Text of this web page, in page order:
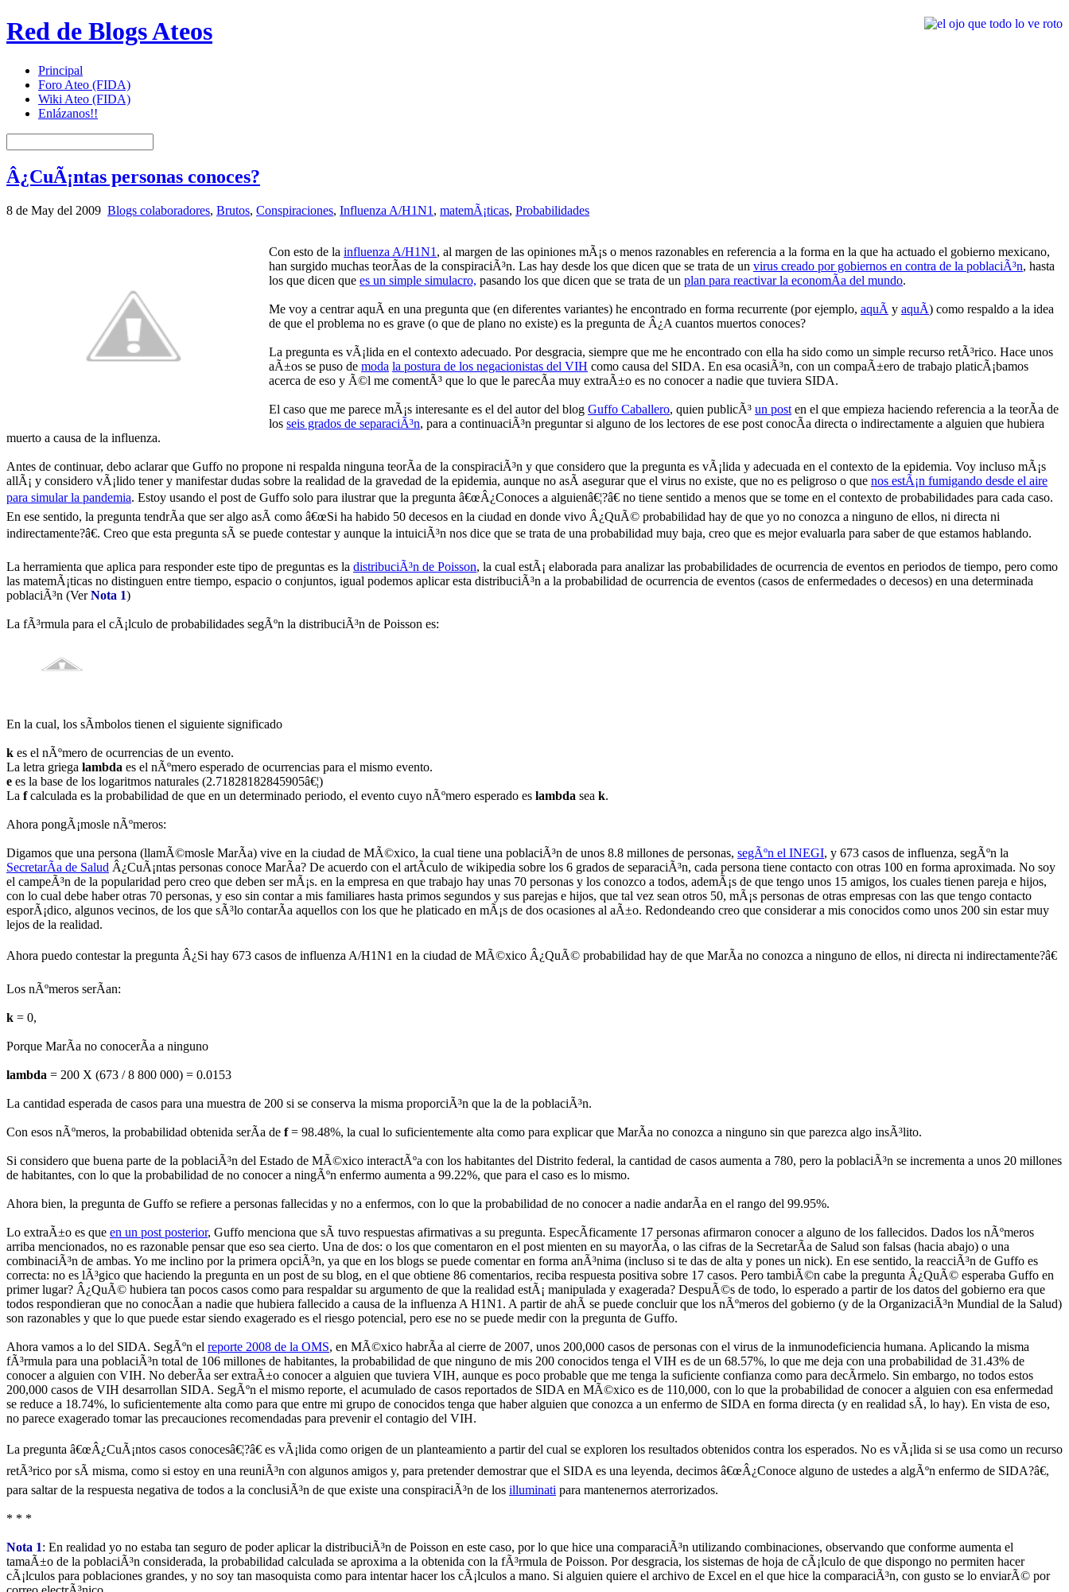
Red de Blogs Ateos
Principal
Foro Ateo (FIDA)
Wiki Ateo (FIDA)
Enlázanos!!
Â¿CuÃ¡ntas personas conoces?
8 de May del 2009 Blogs colaboradores, Brutos, Conspiraciones, Influenza A/H1N1 , matemÃ¡ticas, Probabilidades
Con esto de la influenza A/H1N1 , al margen de las opiniones mÃ¡s o menos razonables en referencia a la forma en la que ha actuado el gobierno mexicano,
han surgido muchas teorÃ­as de la conspiraciÃ³n. Las hay desde los que dicen que se trata de un virus creado por gobiernos en contra de la poblaciÃ³n, hasta
los que dicen que es un simple simulacro, pasando los que dicen que se trata de un plan para reactivar la economÃ­a del mundo.
Me voy a centrar aquÃ­ en una pregunta que (en diferentes variantes) he encontrado en forma recurrente (por ejemplo, aquÃ­ y aquÃ­) como respaldo a la idea
de que el problema no es grave (o que de plano no existe) es la pregunta de Â¿A cuantos muertos conoces?
La pregunta es vÃ¡lida en el contexto adecuado. Por desgracia, siempre que me he encontrado con ella ha sido como un simple recurso retÃ³rico. Hace unos
aÃ±os se puso de moda la postura de los negacionistas del VIH como causa del SIDA. En esa ocasiÃ³n, con un compaÃ±ero de trabajo platicÃ¡bamos
acerca de eso y Ã©l me comentÃ³ que lo que le parecÃ­a muy extraÃ±o es no conocer a nadie que tuviera SIDA.
El caso que me parece mÃ¡s interesante es el del autor del blog Guffo Caballero, quien publicÃ³ un post en el que empieza haciendo referencia a la teorÃ­a de
los seis grados de separaciÃ³n, para a continuaciÃ³n preguntar si alguno de los lectores de ese post conocÃ­a directa o indirectamente a alguien que hubiera
muerto a causa de la influenza.
Antes de continuar, debo aclarar que Guffo no propone ni respalda ninguna teorÃ­a de la conspiraciÃ³n y que considero que la pregunta es vÃ¡lida y adecuada en el contexto de la epidemia. Voy incluso mÃ¡s
allÃ¡ y considero vÃ¡lido tener y manifestar dudas sobre la realidad de la gravedad de la epidemia, aunque no asÃ­ asegurar que el virus no existe, que no es peligroso o que nos estÃ¡n fumigando desde el aire
para simular la pandemia. Estoy usando el post de Guffo solo para ilustrar que la pregunta â€œÂ¿Conoces a alguienâ€¦?â€ no tiene sentido a menos que se tome en el contexto de probabilidades para cada caso.
En ese sentido, la pregunta tendrÃ­a que ser algo asÃ­ como â€œSi ha habido 50 decesos en la ciudad en donde vivo Â¿QuÃ© probabilidad hay de que yo no conozca a ninguno de ellos, ni directa ni
indirectamente?â€. Creo que esta pregunta sÃ­ se puede contestar y aunque la intuiciÃ³n nos dice que se trata de una probabilidad muy baja, creo que es mejor evaluarla para saber de que estamos hablando.
La herramienta que aplica para responder este tipo de preguntas es la distribuciÃ³n de Poisson, la cual estÃ¡ elaborada para analizar las probabilidades de ocurrencia de eventos en periodos de tiempo, pero como
las matemÃ¡ticas no distinguen entre tiempo, espacio o conjuntos, igual podemos aplicar esta distribuciÃ³n a la probabilidad de ocurrencia de eventos (casos de enfermedades o decesos) en una determinada
poblaciÃ³n (VerNota 1)
La fÃ³rmula para el cÃ¡lculo de probabilidades segÃºn la distribuciÃ³n de Poisson es:
En la cual, los sÃ­mbolos tienen el siguiente significado
k es el nÃºmero de ocurrencias de un evento.
La letra griega lambda es el nÃºmero esperado de ocurrencias para el mismo evento.
e es la base de los logaritmos naturales (2.71828182845905â€¦)
La fcalculada es la probabilidad de que en un determinado periodo, el evento cuyo nÃºmero esperado es lambda sea k.
Ahora pongÃ¡mosle nÃºmeros:
Digamos que una persona (llamÃ©mosle MarÃ­a) vive en la ciudad de MÃ©xico, la cual tiene una poblaciÃ³n de unos 8.8 millones de personas, segÃºn el INEGI, y 673 casos de influenza, segÃºn la
SecretarÃ­a de Salud Â¿CuÃ¡ntas personas conoce MarÃ­a? De acuerdo con el artÃ­culo de wikipedia sobre los 6 grados de separaciÃ³n, cada persona tiene contacto con otras 100 en forma aproximada. No soy
el campeÃ³n de la popularidad pero creo que deben ser mÃ¡s. en la empresa en que trabajo hay unas 70 personas y los conozco a todos, ademÃ¡s de que tengo unos 15 amigos, los cuales tienen pareja e hijos,
con lo cual debe haber otras 70 personas, y eso sin contar a mis familiares hasta primos segundos y sus parejas e hijos, que tal vez sean otros 50, mÃ¡s personas de otras empresas con las que tengo contacto
esporÃ¡dico, algunos vecinos, de los que sÃ³lo contarÃ­a aquellos con los que he platicado en mÃ¡s de dos ocasiones al aÃ±o. Redondeando creo que considerar a mis conocidos como unos 200 sin estar muy
lejos de la realidad.
Ahora puedo contestar la pregunta Â¿Si hay 673 casos de influenza A/H1N1 en la ciudad de MÃ©xico Â¿QuÃ© probabilidad hay de que MarÃ­a no conozca a ninguno de ellos, ni directa ni indirectamente?â€
Los nÃºmeros serÃ­an:
k = 0,
Porque MarÃ­a no conocerÃ­a a ninguno
lambda = 200 X (673 / 8 800 000) = 0.0153
La cantidad esperada de casos para una muestra de 200 si se conserva la misma proporciÃ³n que la de la poblaciÃ³n.
Con esos nÃºmeros, la probabilidad obtenida serÃ­a de f= 98.48%, la cual lo suficientemente alta como para explicar que MarÃ­a no conozca a ninguno sin que parezca algo insÃ³lito.
Si considero que buena parte de la poblaciÃ³n del Estado de MÃ©xico interactÃºa con los habitantes del Distrito federal, la cantidad de casos aumenta a 780, pero la poblaciÃ³n se incrementa a unos 20 millones
de habitantes, con lo que la probabilidad de no conocer a ningÃºn enfermo aumenta a 99.22%, que para el caso es lo mismo.
Ahora bien, la pregunta de Guffo se refiere a personas fallecidas y no a enfermos, con lo que la probabilidad de no conocer a nadie andarÃ­a en el rango del 99.95%.
Lo extraÃ±o es que en un post posterior, Guffo menciona que sÃ­ tuvo respuestas afirmativas a su pregunta. EspecÃ­ficamente 17 personas afirmaron conocer a alguno de los fallecidos. Dados los nÃºmeros
arriba mencionados, no es razonable pensar que eso sea cierto. Una de dos: o los que comentaron en el post mienten en su mayorÃ­a, o las cifras de la SecretarÃ­a de Salud son falsas (hacia abajo) o una
combinaciÃ³n de ambas. Yo me inclino por la primera opciÃ³n, ya que en los blogs se puede comentar en forma anÃ³nima (incluso si te das de alta y pones un nick). En ese sentido, la reacciÃ³n de Guffo es
correcta: no es lÃ³gico que haciendo la pregunta en un post de su blog, en el que obtiene 86 comentarios, reciba respuesta positiva sobre 17 casos. Pero tambiÃ©n cabe la pregunta Â¿QuÃ© esperaba Guffo en
primer lugar? Â¿QuÃ© hubiera tan pocos casos como para respaldar su argumento de que la realidad estÃ¡ manipulada y exagerada? DespuÃ©s de todo, lo esperado a partir de los datos del gobierno era que
todos respondieran que no conocÃ­an a nadie que hubiera fallecido a causa de la influenza A H1N1. A partir de ahÃ­ se puede concluir que los nÃºmeros del gobierno (y de la OrganizaciÃ³n Mundial de la Salud)
son razonables y que lo que puede estar siendo exagerado es el riesgo potencial, pero ese no se puede medir con la pregunta de Guffo.
Ahora vamos a lo del SIDA. SegÃºn el reporte 2008 de la OMS, en MÃ©xico habrÃ­a al cierre de 2007, unos 200,000 casos de personas con el virus de la inmunodeficiencia humana. Aplicando la misma
fÃ³rmula para una poblaciÃ³n total de 106 millones de habitantes, la probabilidad de que ninguno de mis 200 conocidos tenga el VIH es de un 68.57%, lo que me deja con una probabilidad de 31.43% de
conocer a alguien con VIH. No deberÃ­a ser extraÃ±o conocer a alguien que tuviera VIH, aunque es poco probable que me tenga la suficiente confianza como para decÃ­rmelo. Sin embargo, no todos estos
200,000 casos de VIH desarrollan SIDA. SegÃºn el mismo reporte, el acumulado de casos reportados de SIDA en MÃ©xico es de 110,000, con lo que la probabilidad de conocer a alguien con esa enfermedad
se reduce a 18.74%, lo suficientemente alta como para que entre mi grupo de conocidos tenga que haber alguien que conozca a un enfermo de SIDA en forma directa (y en realidad sÃ­, lo hay). En vista de eso,
no parece exagerado tomar las precauciones recomendadas para prevenir el contagio del VIH.
La pregunta â€œÂ¿CuÃ¡ntos casos conocesâ€¦?â€ es vÃ¡lida como origen de un planteamiento a partir del cual se exploren los resultados obtenidos contra los esperados. No es vÃ¡lida si se usa como un recurso
retÃ³rico por sÃ­ misma, como si estoy en una reuniÃ³n con algunos amigos y, para pretender demostrar que el SIDA es una leyenda, decimos â€œÂ¿Conoce alguno de ustedes a algÃºn enfermo de SIDA?â€,
para saltar de la respuesta negativa de todos a la conclusiÃ³n de que existe una conspiraciÃ³n de los illuminati para mantenernos aterrorizados.
* * *
Nota 1: En realidad yo no estaba tan seguro de poder aplicar la distribuciÃ³n de Poisson en este caso, por lo que hice una comparaciÃ³n utilizando combinaciones, observando que conforme aumenta el
tamaÃ±o de la poblaciÃ³n considerada, la probabilidad calculada se aproxima a la obtenida con la fÃ³rmula de Poisson. Por desgracia, los sistemas de hoja de cÃ¡lculo de que dispongo no permiten hacer
cÃ¡lculos para poblaciones grandes, y no soy tan masoquista como para intentar hacer los cÃ¡lculos a mano. Si alguien quiere el archivo de Excel en el que hice la comparaciÃ³n, con gusto se lo enviarÃ© por